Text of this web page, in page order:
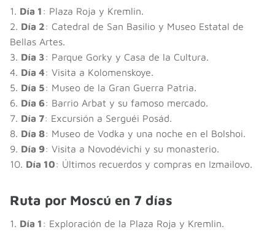
1. Día 1 : Plaza Roja y Kremlin.
2. Día 2: Catedral de San Basilio y Museo Estatal de
Bellas Artes.
3. Día 3: Parque Gorky y Casa de la Cultura.
4. Día 4: Visita a Kolomenskoye.
5. Día 5: Museo de la Gran Guerra Patria.
6. Día 6: Barrio Arbat y su famoso mercado.
7. Día 7: Excursión a Serguéi Posád.
8. Día 8: Museo de Vodka y una noche en el Bolshoi.
9. Día 9: Visita a Novodévichi y su monasterio.
10. Día 10: Últimos recuerdos y compras en Izmailovo.
Ruta por Moscú en 7 días
1. Día 1 : Exploración de la Plaza Roja y Kremlin.